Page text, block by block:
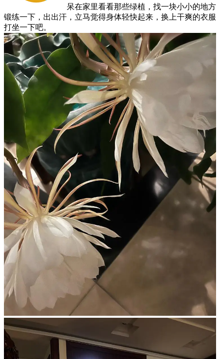
呆在家里看看那些绿植，找一块小小的地方
锻练一下，出出汗，立马觉得身体轻快起来，换上干爽的衣服
打坐一下吧。